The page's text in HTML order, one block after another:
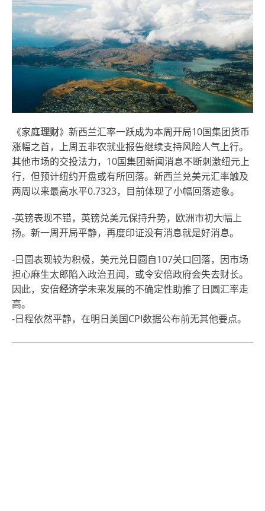
《家庭理财》新西兰汇率一跃成为本周开局10国集团货币
涨幅之首，上周五非农就业报告继续支持风险人气上行。
其他市场的交投法力，10国集团新闻消息不断刺激纽元上
行，但预计纽约开盘或有所回落。新西兰兑美元汇率触及
两周以来最高水平0.7323，目前体现了小幅回落迹象。
-英镑表现不错，英镑兑美元保持升势，欧洲市初大幅上
扬。新一周开局平静，再度印证没有消息就是好消息。
-日圆表现较为积极，美元兑日圆自107关口回落，因市场
担心麻生太郎陷入政治丑闻，或令安倍政府会失去财长。
因此，安倍经济学未来发展的不确定性助推了日圆汇率走
高。
-日程依然平静，在明日美国CPI数据公布前无其他要点。